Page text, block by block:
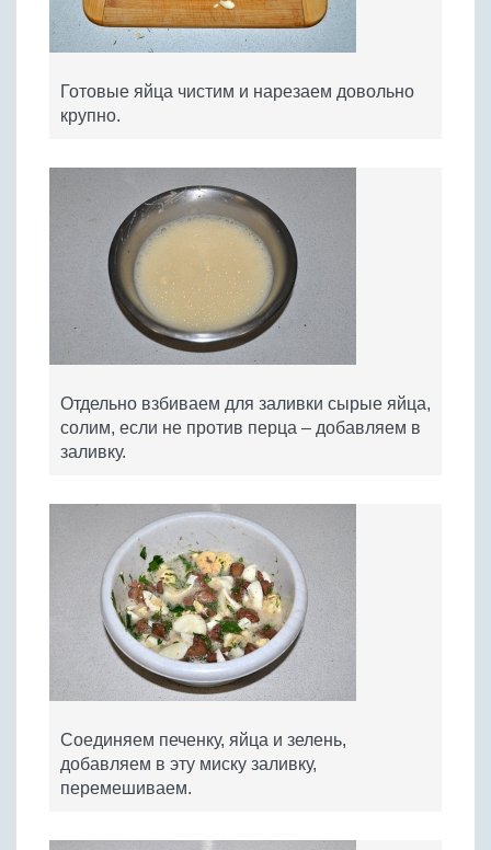
Готовые яйца чистим и нарезаем довольно
крупно.
Отдельно взбиваем для заливки сырые яйца,
солим, если не против перца – добавляем в
заливку.
Соединяем печенку, яйца и зелень,
добавляем в эту миску заливку,
перемешиваем.